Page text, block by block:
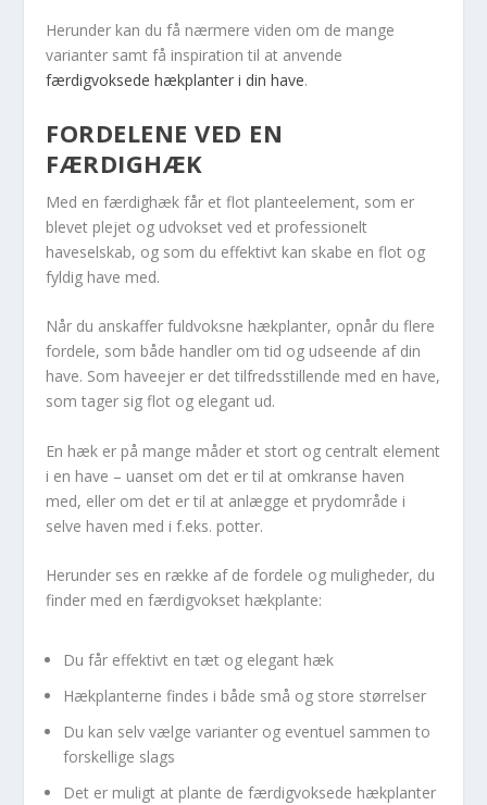
Herunder kan du få nærmere viden om de mange
varianter samt få inspiration til at anvende
færdigvoksede hækplanter i din have.
FORDELENE VED EN
FÆRDIGHÆK
Med en færdighæk får et flot planteelement, som er
blevet plejet og udvokset ved et professionelt
haveselskab, og som du effektivt kan skabe en flot og
fyldig have med.
Når du anskaffer fuldvoksne hækplanter, opnår du flere
fordele, som både handler om tid og udseende af din
have. Som haveejer er det tilfredsstillende med en have,
som tager sig flot og elegant ud.
En hæk er på mange måder et stort og centralt element
i en have – uanset om det er til at omkranse haven
med, eller om det er til at anlægge et prydområde i
selve haven med i f.eks. potter.
Herunder ses en række af de fordele og muligheder, du
finder med en færdigvokset hækplante:
Du får effektivt en tæt og elegant hæk
Hækplanterne findes i både små og store størrelser
Du kan selv vælge varianter og eventuel sammen to
forskellige slags
Det er muligt at plante de færdigvoksede hækplanter